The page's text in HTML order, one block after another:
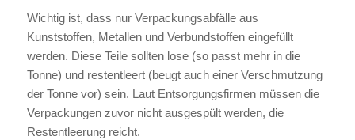
Wichtig ist, dass nur Verpackungsabfälle aus
Kunststoffen, Metallen und Verbundstoffen eingefüllt
werden. Diese Teile sollten lose (so passt mehr in die
Tonne) und restentleert (beugt auch einer Verschmutzung
der Tonne vor) sein. Laut Entsorgungsfirmen müssen die
Verpackungen zuvor nicht ausgespült werden, die
Restentleerung reicht.